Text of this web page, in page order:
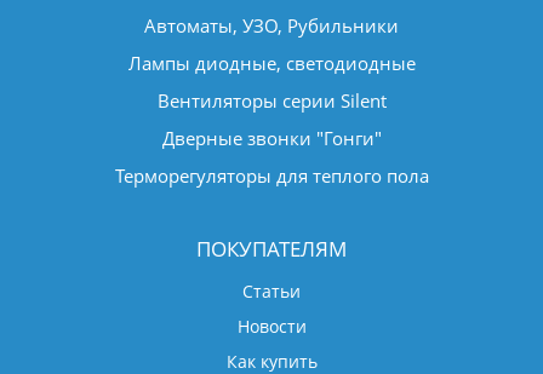
Автоматы, УЗО, Рубильники
Лампы диодные, светодиодные
Вентиляторы серии Silent
Дверные звонки "Гонги"
Терморегуляторы для теплого пола
ПОКУПАТЕЛЯМ
Статьи
Новости
Как купить